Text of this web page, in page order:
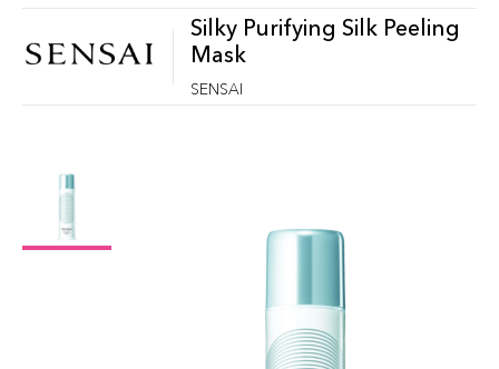
Silky Purifying Silk Peeling
Mask
SENSAI